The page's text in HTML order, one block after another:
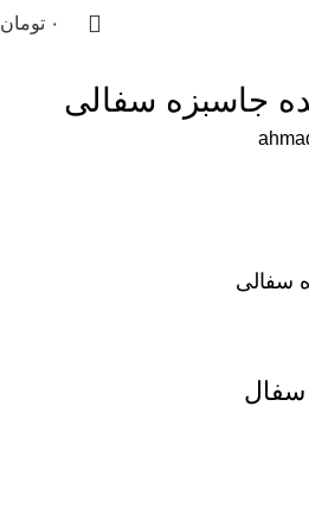
۰ تومان
جاسبزه سفالی
سفالی
سفال